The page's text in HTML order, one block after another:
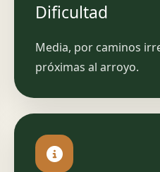
Dificultad
Media, por caminos
próximas al arroyo.